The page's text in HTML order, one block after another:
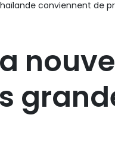
conviennent de